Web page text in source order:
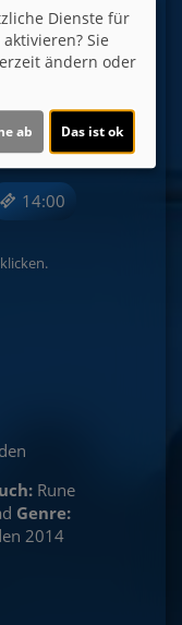
13.09.
14:00
Rune
Genre:
2014
Dienste für
aktivieren? Sie
ändern oder
ab Das ist ok